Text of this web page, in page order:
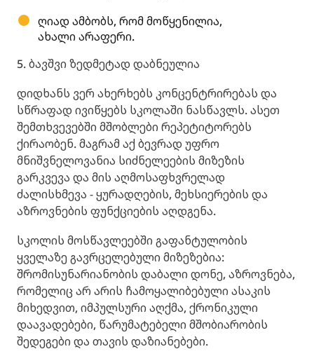
ღიად ამბობს, რომ მოწყენილია,
ახალი არაფერი.
5. ბავშვი ზედმეტად დაბნეულია
დიდხანს ვერ ახერხებს კონცენტრირებას და
სწრაფად ივიწყებს სკოლაში ნასწავლს. ასეთ
შემთხვევებში მშობლები რეპეტიტორებს
ქირაობენ. მაგრამ აქ ბევრად უფრო
მნიშვნელოვანია სიძნელეების მიზეზის
გარკვევა და მის აღმოსაფხვრელად
ძალისხმევა - ყურადღების, მეხსიერების და
აზროვნების ფუნქციების აღდგენა.
სკოლის მოსწავლეებში გაფანტულობის
ყველაზე გავრცელებული მიზეზებია:
შრომისუნარიანობის დაბალი დონე, აზროვნება,
რომელიც არ არის ჩამოყალიბებული ასაკის
მიხედვით, იმპულსური აღქმა, ქრონიკული
დაავადებები, წარუმატებელი მშობიარობის
შედეგები და თავის დაზიანებები.